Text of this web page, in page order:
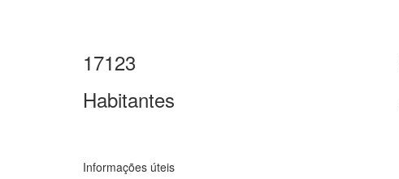
17123
Habitantes
Informações úteis